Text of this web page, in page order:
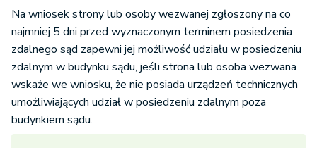
Na wniosek strony lub osoby wezwanej zgłoszony na co
najmniej 5 dni przed wyznaczonym terminem posiedzenia
zdalnego sąd zapewni jej możliwość udziału w posiedzeniu
zdalnym w budynku sądu, jeśli strona lub osoba wezwana
wskaże we wniosku, że nie posiada urządzeń technicznych
umożliwiających udział w posiedzeniu zdalnym poza
budynkiem sądu.